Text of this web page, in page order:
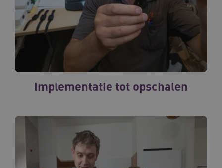
Implementatie tot opschalen